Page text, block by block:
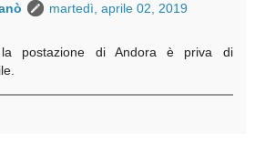
martedì, aprile 02, 2019
postazione di Andora è priva di